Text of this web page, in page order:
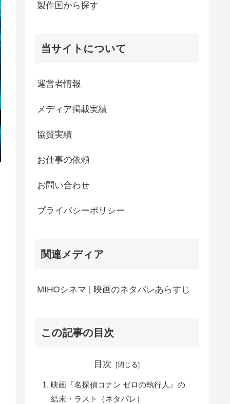
製作国から探す
当サイトについて
運営者情報
メディア掲載実績
協賛実績
お仕事の依頼
お問い合わせ
プライバシーポリシー
関連メディア
MIHOシネマ | 映画のネタバレあらすじ
この記事の目次
目次
映画『名探偵コナン ゼロの執行人』の
結末・ラスト（ネタバレ）